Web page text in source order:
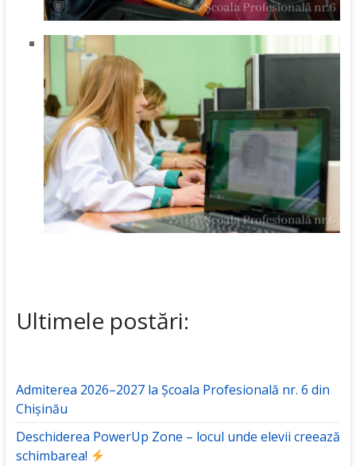
Ultimele postări:
Admiterea 2026–2027 la Școala Profesională nr. 6 din
Chișinău
Deschiderea PowerUp Zone – locul unde elevii creează
schimbarea!